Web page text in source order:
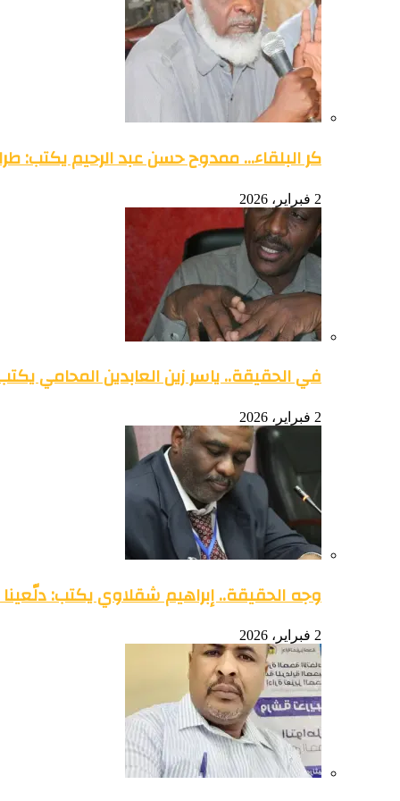
كر البلقاء… ممدوح حسن عبد الرحيم يكتب:
2 فبراير، 2026
في الحقيقة.. ياسر زين العابدين المحامي
2 فبراير، 2026
وجه الحقيقة.. إبراهيم شقلاوي يكتب:
2 فبراير، 2026